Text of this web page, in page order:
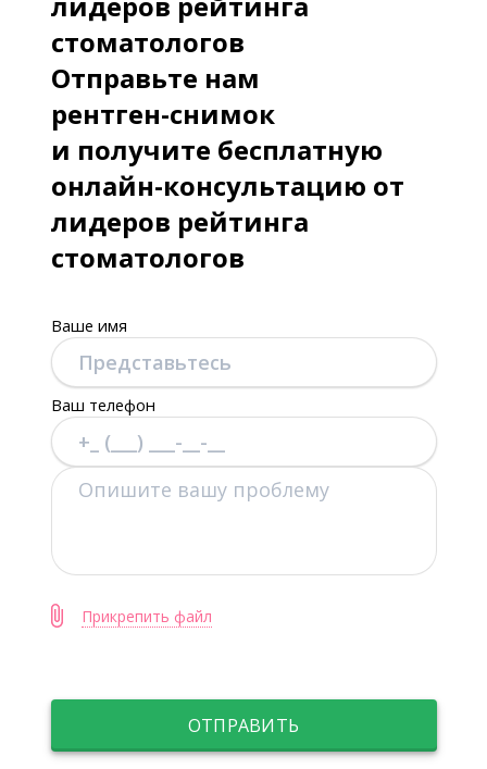
стоматологов
Отправьте нам
рентген-снимок
и получите бесплатную
онлайн-консультацию от
лидеров рейтинга
стоматологов
Ваше имя
Ваш телефон
Прикрепить файл
ОТПРАВИТЬ